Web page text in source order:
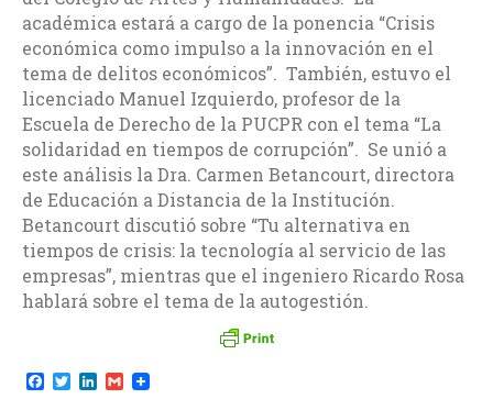
académica estará a cargo de la ponencia “Crisis
económica como impulso a la innovación en el
tema de delitos económicos”. También, estuvo el
licenciado Manuel Izquierdo, profesor de la
Escuela de Derecho de la PUCPR con el tema “La
solidaridad en tiempos de corrupción”. Se unió a
este análisis la Dra. Carmen Betancourt, directora
de Educación a Distancia de la Institución.
Betancourt discutió sobre “Tu alternativa en
tiempos de crisis: la tecnología al servicio de las
empresas”, mientras que el ingeniero Ricardo Rosa
hablará sobre el tema de la autogestión.
F T L G